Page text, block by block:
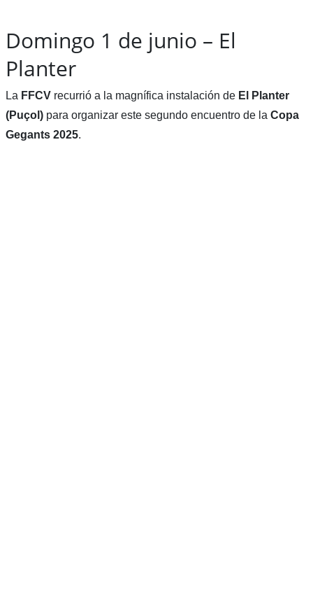
Domingo 1 de junio – El
Planter
La FFCVrecurrió a la magnífica instalación de El Planter
(Puçol)para organizar este segundo encuentro de la Copa
Gegants 2025.